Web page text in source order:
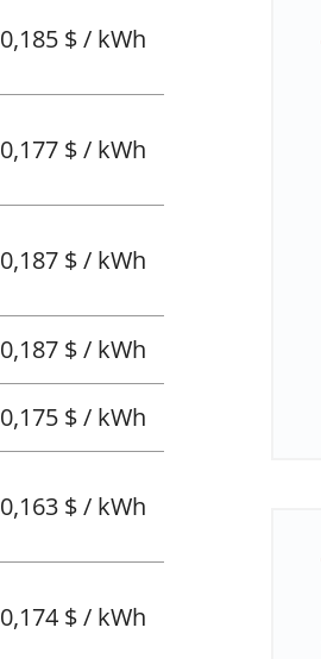
0,185 $ / kWh
0,177 $ / kWh
0,187 $ / kWh
0,187 $ / kWh
0,175 $ / kWh
0,163 $ / kWh
0,174 $ / kWh